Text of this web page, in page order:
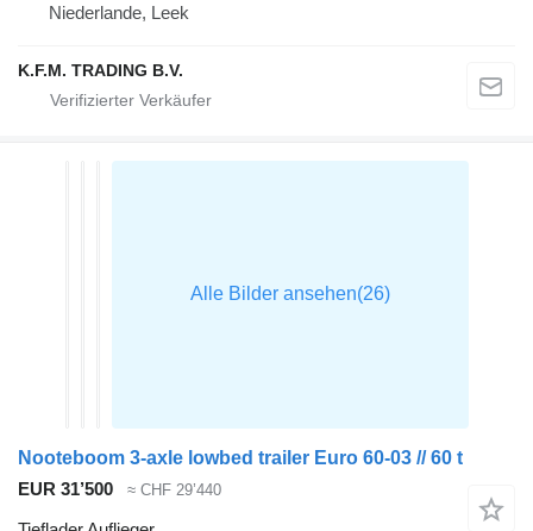
Niederlande, Leek
K.F.M. TRADING B.V.
Nooteboom 3-axle lowbed trailer Euro 60-03 // 60 t
EUR 31’500
≈ CHF 29’440